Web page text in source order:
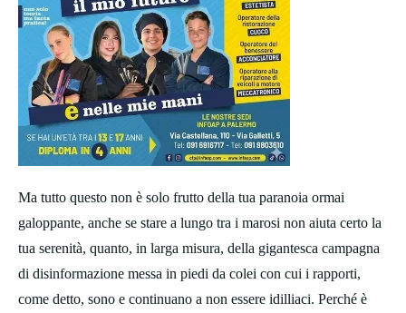
Ma tutto questo non è solo frutto della tua paranoia ormai
galoppante, anche se stare a lungo tra i marosi non aiuta certo la
tua serenità, quanto, in larga misura, della gigantesca campagna
di disinformazione messa in piedi da colei con cui i rapporti,
come detto, sono e continuano a non essere idilliaci. Perché è